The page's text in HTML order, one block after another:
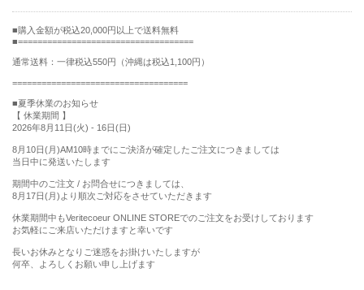
購入金額が税込20,000円以上で送料無料
====================================
通常送料：一律税込550円（沖縄は税込1,100円）
====================================
■夏季休業のお知らせ
【 休業期間 】
2026年8月11日(火) - 16日(日)
8月10日(月)AM10時までにご決済が確定したご注文につきましては
当日中に発送いたします
期間中のご注文 / お問合せにつきましては、
8月17日(月)より順次ご対応をさせていただきます
休業期間中もVeritecoeur ONLINE STOREでのご注文をお受けしております
お気軽にご来店いただけますと幸いです
長いお休みとなりご迷惑をお掛けいたしますが
何卒、よろしくお願い申し上げます